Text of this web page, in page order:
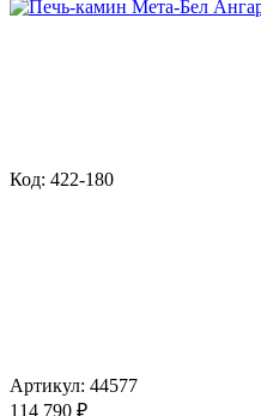
Код: 422-180
Артикул: 44577
114 790 ₽